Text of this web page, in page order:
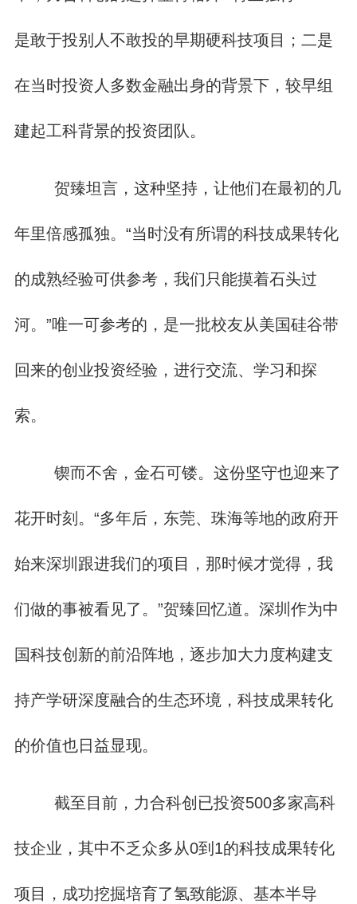
是敢于投别人不敢投的早期硬科技项目；二是
在当时投资人多数金融出身的背景下，较早组
建起工科背景的投资团队。
贺臻坦言，这种坚持，让他们在最初的几
年里倍感孤独。“当时没有所谓的科技成果转化
的成熟经验可供参考，我们只能摸着石头过
河。”唯一可参考的，是一批校友从美国硅谷带
回来的创业投资经验，进行交流、学习和探
索。
锲而不舍，金石可镂。这份坚守也迎来了
花开时刻。“多年后，东莞、珠海等地的政府开
始来深圳跟进我们的项目，那时候才觉得，我
们做的事被看见了。”贺臻回忆道。深圳作为中
国科技创新的前沿阵地，逐步加大力度构建支
持产学研深度融合的生态环境，科技成果转化
的价值也日益显现。
截至目前，力合科创已投资500多家高科
技企业，其中不乏众多从0到1的科技成果转化
项目，成功挖掘培育了氢致能源、基本半导